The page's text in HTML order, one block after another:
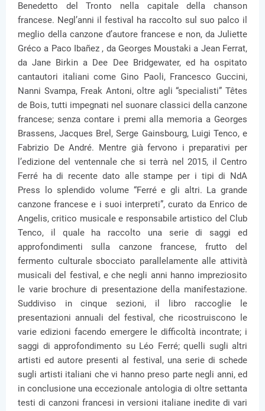
Benedetto del Tronto nella capitale della chanson
francese. Negl’anni il festival ha raccolto sul suo palco il
meglio della canzone d’autore francese e non, da Juliette
Gréco a Paco Ibañez , da Georges Moustaki a Jean Ferrat,
da Jane Birkin a Dee Dee Bridgewater, ed ha ospitato
cantautori italiani come Gino Paoli, Francesco Guccini,
Nanni Svampa, Freak Antoni, oltre agli “specialisti” Têtes
de Bois, tutti impegnati nel suonare classici della canzone
francese; senza contare i premi alla memoria a Georges
Brassens, Jacques Brel, Serge Gainsbourg, Luigi Tenco, e
Fabrizio De André. Mentre già fervono i preparativi per
l’edizione del ventennale che si terrà nel 2015, il Centro
Ferré ha di recente dato alle stampe per i tipi di NdA
Press lo splendido volume “Ferré e gli altri. La grande
canzone francese e i suoi interpreti”, curato da Enrico de
Angelis, critico musicale e responsabile artistico del Club
Tenco, il quale ha raccolto una serie di saggi ed
approfondimenti sulla canzone francese, frutto del
fermento culturale sbocciato parallelamente alle attività
musicali del festival, e che negli anni hanno impreziosito
le varie brochure di presentazione della manifestazione.
Suddiviso in cinque sezioni, il libro raccoglie le
presentazioni annuali del festival, che ricostruiscono le
varie edizioni facendo emergere le difficoltà incontrate; i
saggi di approfondimento su Léo Ferré; quelli sugli altri
artisti ed autore presenti al festival, una serie di schede
sugli artisti italiani che vi hanno preso parte negli anni, ed
in conclusione una eccezionale antologia di oltre settanta
testi di canzoni francesi in versioni italiane inedite di vari